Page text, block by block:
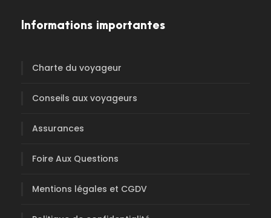
Informations importantes
Charte du voyageur
Conseils aux voyageurs
Assurances
Foire Aux Questions
Mentions légales et CGDV